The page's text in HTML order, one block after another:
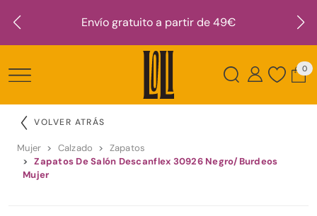
Envío gratuito a partir de 49€
0
VOLVER ATRÁS
Mujer Calzado
Zapatos
Zapatos De Salón Descanflex 30926 Negro/Burdeos
Mujer